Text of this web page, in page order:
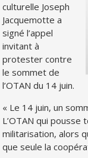
culturelle Joseph
Jacquemotte a
signé l’appel
invitant à
protester contre
le sommet de
l’OTAN du 14 juin.
« Le 14 juin, un
L’OTAN qui
militarisation, alors
que seule la